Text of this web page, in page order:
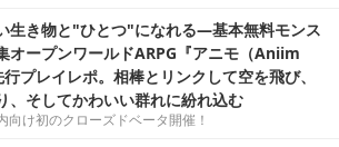
生き物と"ひとつ"になれる―基本無料モンス
オープンワールドARPG『アニモ（Aniim
プレイレポ。相棒とリンクして空を飛び、
、そしてかわいい群れに紛れ込む
向け初のクローズドベータ開催！